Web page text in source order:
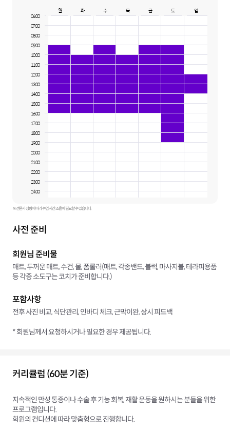
월 화 수 목 금 토
일
06:00
07:00
08:00
09:00
10:00
11:00
12:00
13:00
14:00
15:00
16:00
17:00
18:00
19:00
20:00
21:00
22:00
23:00
24:00
※ 전문가 상황에 따라 수업 시간 조율이 필요할 수 있습니다.
사전 준비
회원님 준비물
매트, 두꺼운 매트, 수건, 물, 폼롤러(매트, 각종밴드, 블럭, 마사지볼, 테라피용품
등 각종 소도구는 코치가 준비합니다.)
포함사항
전후 사진 비교, 식단관리, 인바디 체크, 근막이완, 상시 피드백
* 회원님께서 요청하시거나 필요한 경우 제공됩니다.
커리큘럼 (60분 기준)
지속적인 만성 통증이나 수술 후 기능 회복, 재활 운동을 원하시는 분들을 위한
프로그램입니다.
회원의 컨디션에 따라 맞춤형으로 진행합니다.